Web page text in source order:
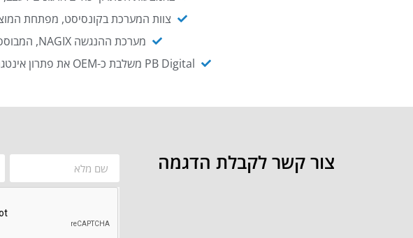
צוות המערכת בקונסיסט, מפתחת
מערכת ההנגשה NAGIX, המבוססת על PB Digital, מאפשרת להנגיש מסמכים ארגוניים באופן אוטומטי ויעיל.
PB Digital משלבת כ-OEM את פתרון אינטגרציית ה-API של חברת WSO2 - המאפשר לחבר בקלות בין מערכות ארגוניות
צור קשר לקבלת הדגמה